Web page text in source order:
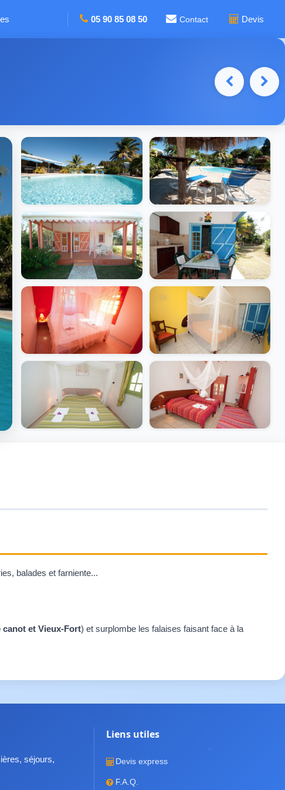
05 90 85 08 50 Contact Devis
balades et farniente...
canot et Vieux-Fort) et surplombe les falaises faisant face à la
séjours,
Liens utiles
Devis express
F.A.Q.